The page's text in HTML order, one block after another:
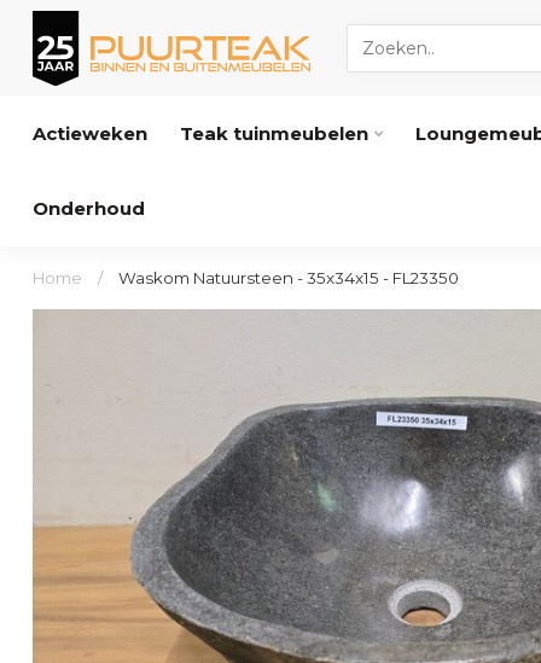
Actieweken Teak tuinmeubelen
Onderhoud
Home / Waskom Natuursteen - 35x34x15 - FL23350